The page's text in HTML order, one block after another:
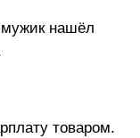
мужик нашёл
товаром.